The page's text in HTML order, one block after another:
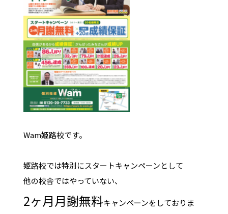
Wam姫路校です。
姫路校では特別にスタートキャンペーンとして
他の校舎ではやっていない、
2ヶ月月謝無料キャンペーンをしておりま